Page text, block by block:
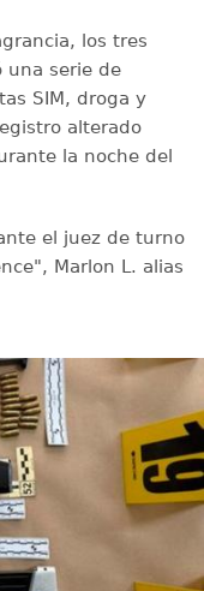
los tres
una serie de
SIM, droga y
alterado
la noche del
el juez de turno
Marlon L. alias